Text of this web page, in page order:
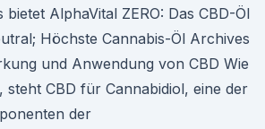
bietet AlphaVital ZERO: Das CBD-Öl
Höchste Cannabis-Öl Archives
und Anwendung von CBD Wie
steht CBD für Cannabidiol, eine der
der